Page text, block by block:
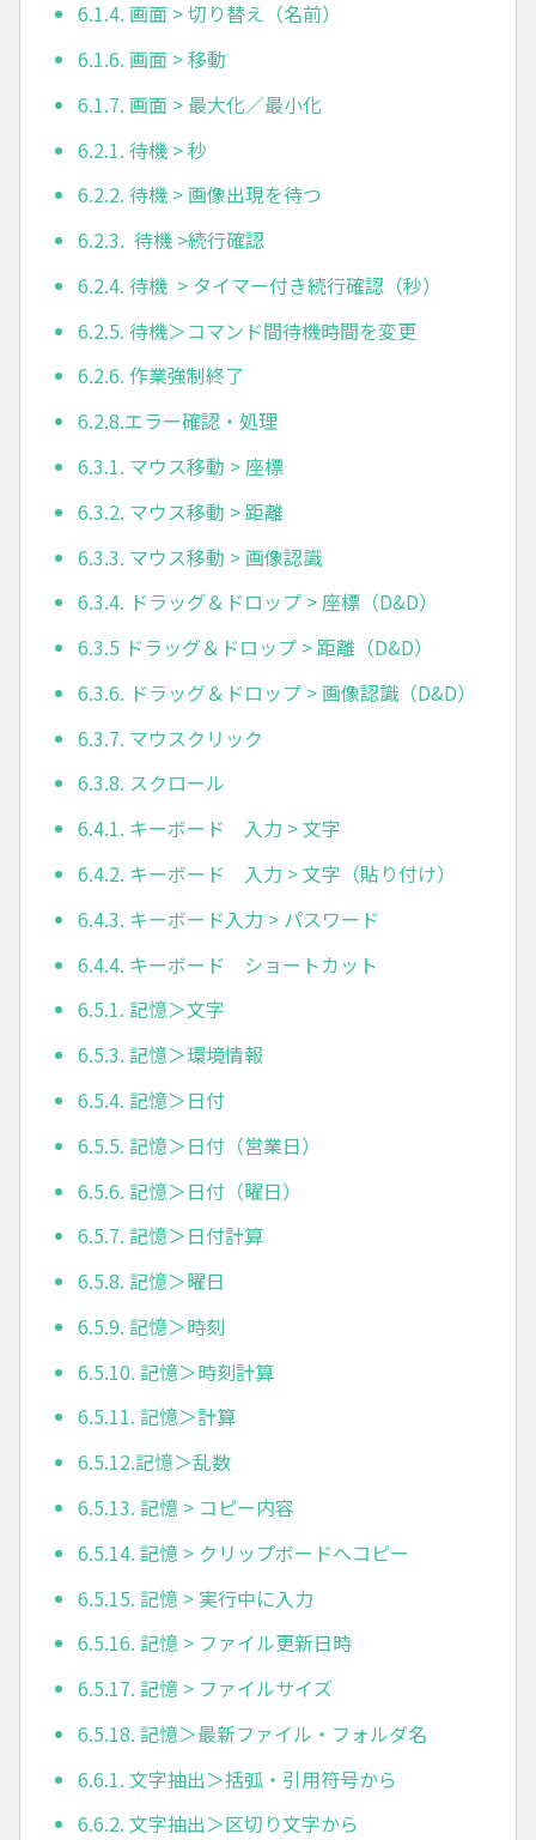
6.1.4. 画面 > 切り替え（名前）
6.1.6. 画面 > 移動
6.1.7. 画面 > 最大化／最小化
6.2.1. 待機 > 秒
6.2.2. 待機 > 画像出現を待つ
6.2.3. 待機 >続行確認
6.2.4. 待機 > タイマー付き続行確認（秒）
6.2.5. 待機＞コマンド間待機時間を変更
6.2.6. 作業強制終了
6.2.8.エラー確認・処理
6.3.1. マウス移動 > 座標
6.3.2. マウス移動 > 距離
6.3.3. マウス移動 > 画像認識
6.3.4. ドラッグ＆ドロップ > 座標（D&D）
6.3.5 ドラッグ＆ドロップ > 距離（D&D）
6.3.6. ドラッグ＆ドロップ > 画像認識（D&D）
6.3.7. マウスクリック
6.3.8. スクロール
6.4.1. キーボード 入力 > 文字
6.4.2. キーボード 入力 > 文字（貼り付け）
6.4.3. キーボード入力 > パスワード
6.4.4. キーボード ショートカット
6.5.1. 記憶＞文字
6.5.3. 記憶＞環境情報
6.5.4. 記憶＞日付
6.5.5. 記憶＞日付（営業日）
6.5.6. 記憶＞日付（曜日）
6.5.7. 記憶＞日付計算
6.5.8. 記憶＞曜日
6.5.9. 記憶＞時刻
6.5.10. 記憶＞時刻計算
6.5.11. 記憶＞計算
6.5.12.記憶＞乱数
6.5.13. 記憶 > コピー内容
6.5.14. 記憶 > クリップボードへコピー
6.5.15. 記憶 > 実行中に入力
6.5.16. 記憶 > ファイル更新日時
6.5.17. 記憶 > ファイルサイズ
6.5.18. 記憶＞最新ファイル・フォルダ名
6.6.1. 文字抽出＞括弧・引用符号から
6.6.2. 文字抽出＞区切り文字から